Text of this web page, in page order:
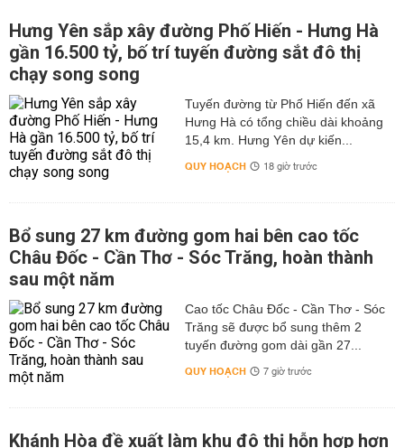
Hưng Yên sắp xây đường Phố Hiến - Hưng Hà
gần 16.500 tỷ, bố trí tuyến đường sắt đô thị
chạy song song
Tuyến đường từ Phố Hiến đến xã
Hưng Hà có tổng chiều dài khoảng
15,4 km. Hưng Yên dự kiến...
QUY HOẠCH 18 giờ trước
Bổ sung 27 km đường gom hai bên cao tốc
Châu Đốc - Cần Thơ - Sóc Trăng, hoàn thành
sau một năm
Cao tốc Châu Đốc - Cần Thơ - Sóc
Trăng sẽ được bổ sung thêm 2
tuyến đường gom dài gần 27...
QUY HOẠCH 7 giờ trước
Khánh Hòa đề xuất làm khu đô thị hỗn hợp hơn